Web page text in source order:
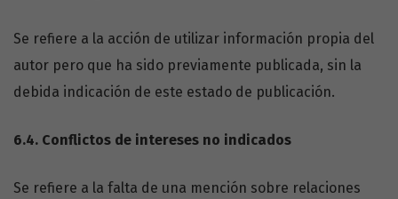
Se refiere a la acción de utilizar información propia del
autor pero que ha sido previamente publicada, sin la
debida indicación de este estado de publicación.
6.4. Conflictos de intereses no indicados
Se refiere a la falta de una mención sobre relaciones